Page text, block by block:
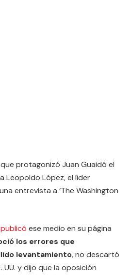
que protagonizó Juan Guaidó el
Leopoldo López, el líder
entrevista a ‘The Washington
publicó ese medio en su página
los errores que
levantamiento, no descartó
UU. y dijo que la oposición